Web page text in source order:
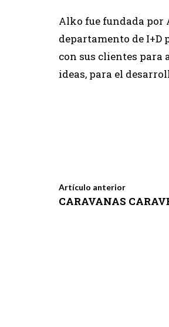
Alko fue fundada por
departamento de
con sus clientes para
ideas, para el
Artículo anterior
CARAVANAS